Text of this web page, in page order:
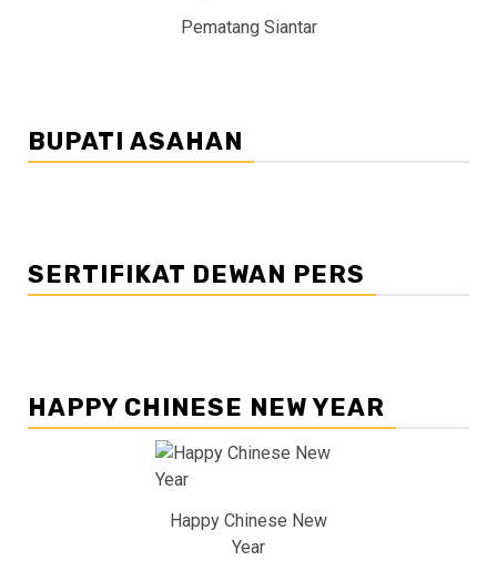
Pematang Siantar
BUPATI ASAHAN
SERTIFIKAT DEWAN PERS
HAPPY CHINESE NEW YEAR
Happy Chinese New
Year